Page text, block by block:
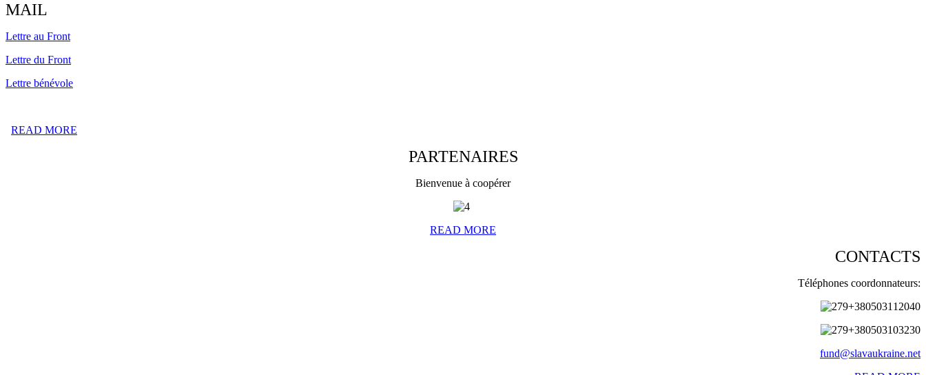
MAIL
Lettre au Front
Lettre du Front
Lettre bénévole
READ MORE
PARTENAIRES
Bienvenue à coopérer
READ MORE
CONTACTS
Téléphones coordonnateurs:
+380503112040
+380503103230
fund@slavaukraine.net